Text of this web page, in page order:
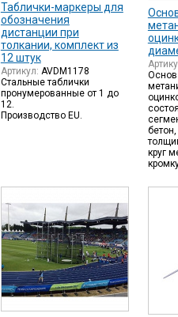
Таблички-маркеры для
обозначения
дистанции при
толкании, комплект из
12 штук
Артикул: AVDM1178
Стальные таблички
пронумерованные от 1 до
12.
Производство EU.
круг